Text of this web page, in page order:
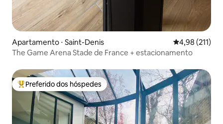
Apartamento ⋅ Saint-Denis 4,98 de uma
4,98 (211)
The Game Arena Stade de France + estacionamento
Entre os melhores preferidos dos hóspedes
Preferido dos hóspedes